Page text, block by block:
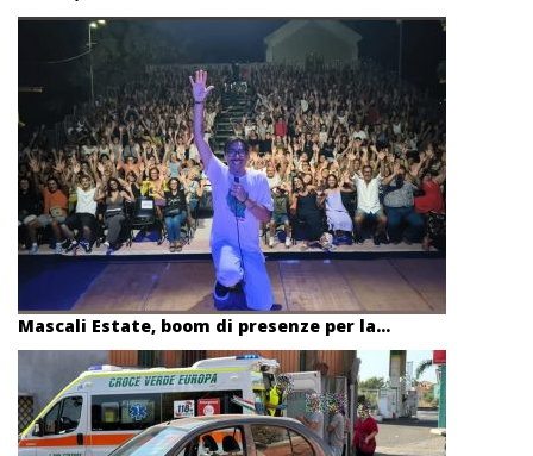
Mascali Estate, boom di presenze per la...